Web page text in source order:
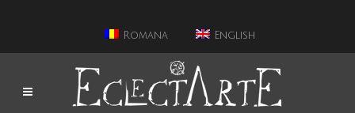
Romana English